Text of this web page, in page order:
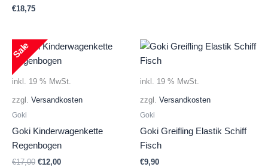
€18,75
inkl. 19 % MwSt.
zzgl. Versandkosten
Goki
Goki Kinderwagenkette
Regenbogen
€17,00 Ursprünglicher
€12,00Aktueller
Sale
inkl. 19 % MwSt.
zzgl. Versandkosten
Goki
Goki Greifling Elastik Schiff
Fisch
€9,90